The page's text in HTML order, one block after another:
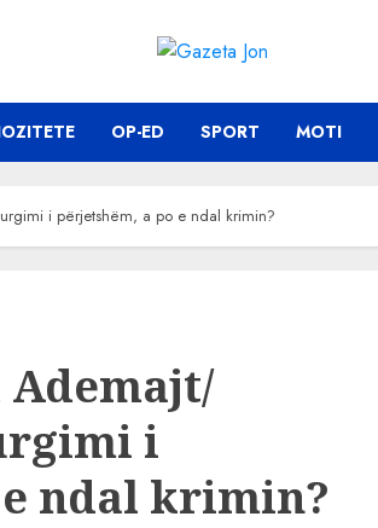
OP-ED SPORT MOTI
i përjetshëm, a po e ndal krimin?
i
ndal krimin?